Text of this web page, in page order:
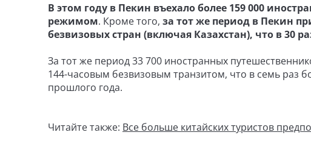
В этом году в Пекин въехало более 159 000
режимом. Кроме того, за тот же период в Пекин
безвизовых стран (включая Казахстан), что в 30
За тот же период 33 700 иностранных
144-часовым безвизовым транзитом, что в семь раз
прошлого года.
Читайте также: Все больше китайских туристов